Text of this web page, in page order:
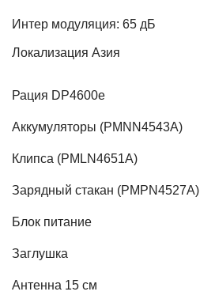
Интер модуляция: 65 дБ
Локализация Азия
Рация DP4600e
Аккумуляторы (PMNN4543A)
Клипса (PMLN4651A)
Зарядный стакан (PMPN4527A)
Блок питание
Заглушка
Антенна 15 см